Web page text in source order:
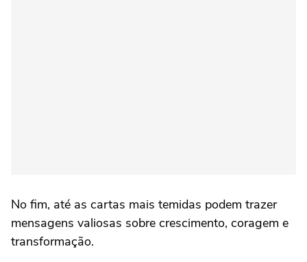
No fim, até as cartas mais temidas podem trazer
mensagens valiosas sobre crescimento, coragem e
transformação.